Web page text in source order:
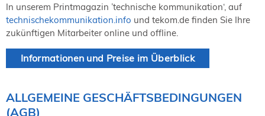
In unserem Printmagazin ’technische kommunikation‘, auf
technischekommunikation.info und tekom.de finden Sie Ihre
zukünftigen Mitarbeiter online und offline.
Informationen und Preise im Überblick
ALLGEMEINE GESCHÄFTSBEDINGUNGEN
(AGB)